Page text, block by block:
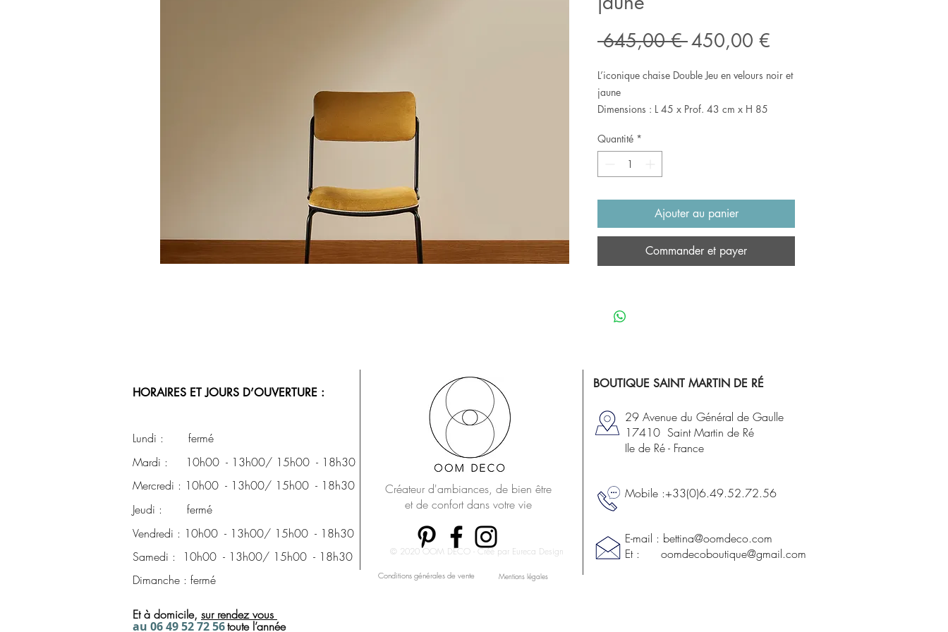
645,00 € Prix
original
450,00 €
L’iconique chaise Double Jeu en velours noir et
jaune
Dimensions : L 45 x Prof. 43 cm x H 85
1 exemplaire
Quantité *
Ajouter au panier
Commander et payer
HORAIRES ET JOURS D’OUVERTURE :
Lundi : fermé
Mardi : 10h00 - 13h00/ 15h00 - 18h30
Mercredi : 10h00 - 13h00/ 15h00 - 18h30
Jeudi : fermé
Vendredi : 10h00 - 13h00/ 15h00 - 18h30
Samedi : 10h00 - 13h00/ 15h00 - 18h30
Dimanche : fermé
Et à domicile, sur rendezvous
au 06 49 52 7256toute l’année
Créateur d'ambiances, de bien être
et de confort dans votre vie
© 2020 OOM DECO - Créé par Eureca Design
Conditions générales de vente Mentions légales
BOUTIQUE SAINT MARTIN DE RÉ
29 Avenue du Général de Gaulle
17410 Saint Martin de Ré
Ile de Ré - France
Mobile :+33(0)6.49.52.72.56
E-mail : bettina@oomdeco.com
Et : oomdecoboutique@gmail.com